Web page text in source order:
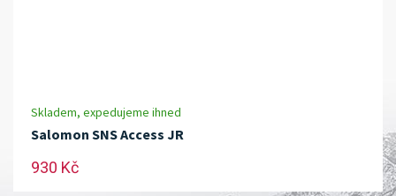
Skladem, expedujeme ihned
Salomon SNS Access JR
930 Kč